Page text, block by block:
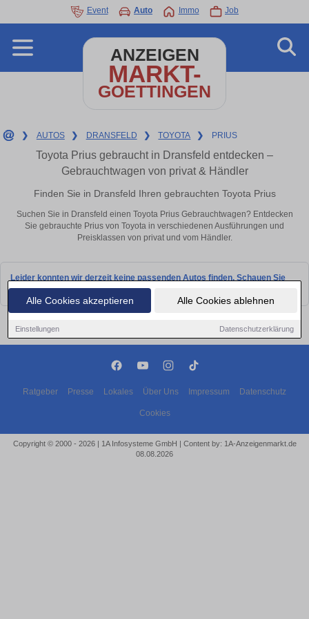
Alle Cookies akzeptieren Alle Cookies ablehnen
Einstellungen Datenschutzerklärung
Event Auto Immo Job
ANZEIGEN
MARKT-
GOETTINGEN
❯ AUTOS ❯ DRANSFELD ❯ TOYOTA ❯ PRIUS
Toyota Prius gebraucht in Dransfeld entdecken –
Gebrauchtwagen von privat & Händler
Finden Sie in Dransfeld Ihren gebrauchten Toyota Prius
Suchen Sie in Dransfeld einen Toyota Prius Gebrauchtwagen? Entdecken
Sie gebrauchte Prius von Toyota in verschiedenen Ausführungen und
Preisklassen von privat und vom Händler.
Leider konnten wir derzeit keine passenden Autos finden. Schauen Sie
bald wieder vorbei!
Ratgeber Presse Lokales Über Uns Impressum Datenschutz
Cookies
Copyright © 2000 - 2026 | 1A Infosysteme GmbH | Content by: 1A-Anzeigenmarkt.de
08.08.2026